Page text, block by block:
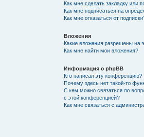
Как мне сделать закладку или
Как мне подписаться на
Как мне отказаться от
Вложения
Какие вложения разрешены на
Как мне найти мои вложения?
Информация о phpBB
Кто написал эту конференцию?
Почему здесь нет такой-то
С кем можно связаться по
с этой конференцией?
Как мне связаться с